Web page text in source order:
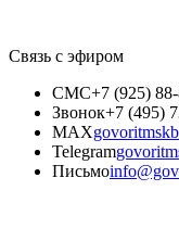
Связь с эфиром
СМС+7 (925)
Звонок+7 (495)
MAX
Telegram
Письмо